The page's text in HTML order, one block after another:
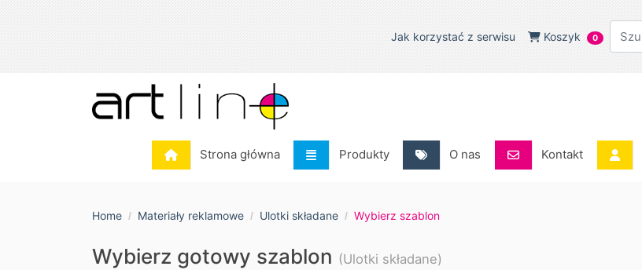
Jak korzystać z serwisu
Jak korzystać z serwisu Koszyk
Koszyk 0
Strona główna
Strona główna Produkty
Produkty O nas
O nas Kontakt
Kontakt
Home Materiały reklamowe Ulotki składane Wybierz szablon
Wybierz gotowy szablon (Ulotki składane)